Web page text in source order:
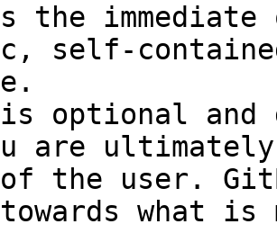
the
self-
optional and
are
the user.
towards what